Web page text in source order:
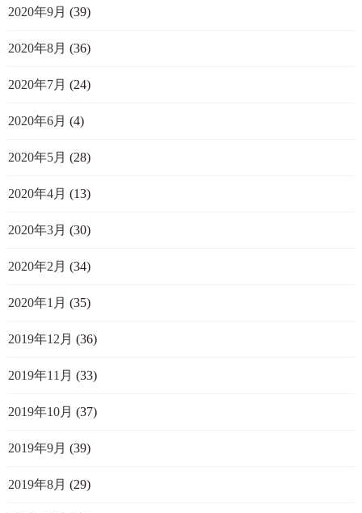
2020年9月 (39)
2020年8月 (36)
2020年7月 (24)
2020年6月 (4)
2020年5月 (28)
2020年4月 (13)
2020年3月 (30)
2020年2月 (34)
2020年1月 (35)
2019年12月 (36)
2019年11月 (33)
2019年10月 (37)
2019年9月 (39)
2019年8月 (29)